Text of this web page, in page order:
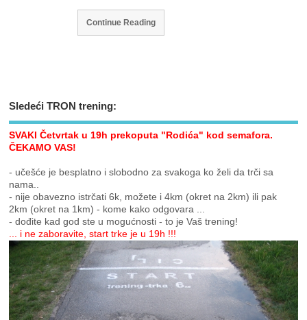
Continue Reading
Sledeći TRON trening:
SVAKI Četvrtak u 19h prekoputa "Rodića" kod semafora.
ČEKAMO VAS!
- učešće je besplatno i slobodno za svakoga ko želi da trči sa
nama..
- nije obavezno istrčati 6k, možete i 4km (okret na 2km) ili pak
2km (okret na 1km) - kome kako odgovara ...
- dođite kad god ste u mogućnosti - to je Vaš trening!
... i ne zaboravite, start trke je u 19h !!!